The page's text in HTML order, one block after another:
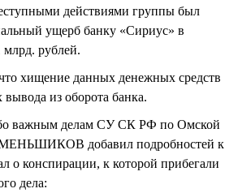
действиями группы был
ущерб банку «Сириус» в
млрд. рублей.
хищение данных денежных средств
из оборота банка.
важным делам СУ СК РФ по Омской
МЕНЬШИКОВ добавил подробностей к
о конспирации, к которой прибегали
дела: